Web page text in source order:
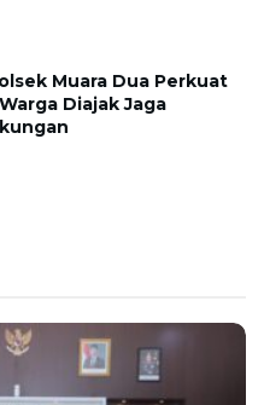
Muara Dua Perkuat
Diajak Jaga